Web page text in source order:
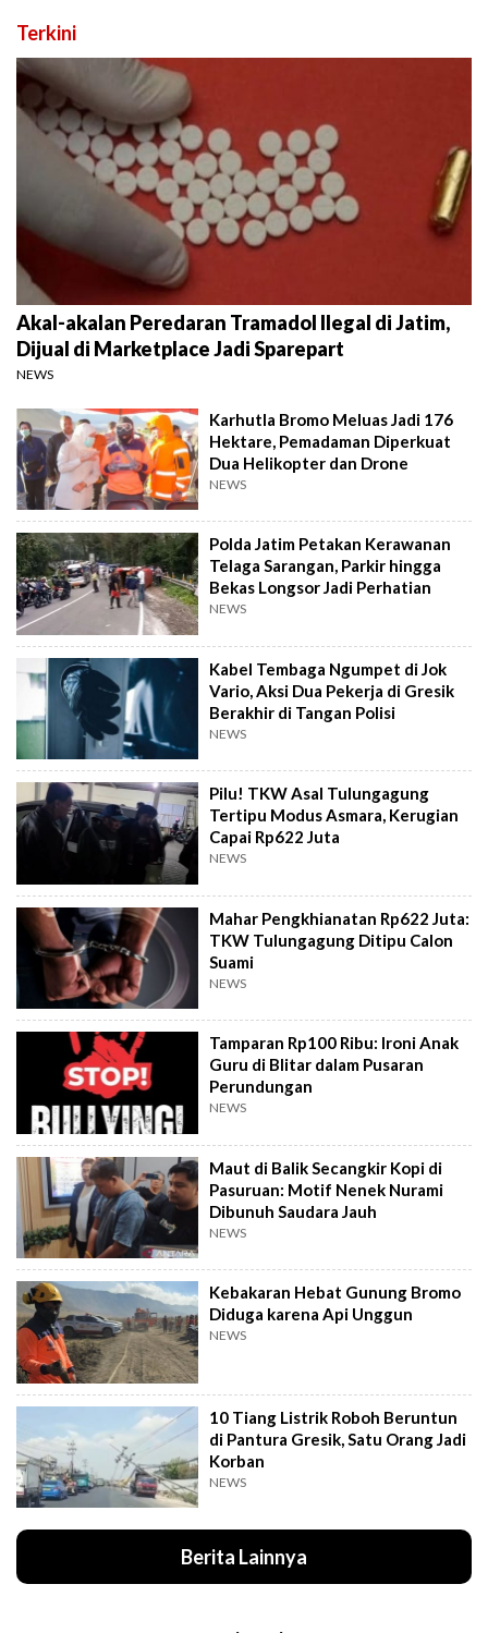
Terkini
Akal-akalan Peredaran Tramadol Ilegal di Jatim,
Dijual di Marketplace Jadi Sparepart
NEWS
Karhutla Bromo Meluas Jadi 176
Hektare, Pemadaman Diperkuat
Dua Helikopter dan Drone
NEWS
Polda Jatim Petakan Kerawanan
Telaga Sarangan, Parkir hingga
Bekas Longsor Jadi Perhatian
NEWS
Kabel Tembaga Ngumpet di Jok
Vario, Aksi Dua Pekerja di Gresik
Berakhir di Tangan Polisi
NEWS
Pilu! TKW Asal Tulungagung
Tertipu Modus Asmara, Kerugian
Capai Rp622 Juta
NEWS
Mahar Pengkhianatan Rp622 Juta:
TKW Tulungagung Ditipu Calon
Suami
NEWS
Tamparan Rp100 Ribu: Ironi Anak
Guru di Blitar dalam Pusaran
Perundungan
NEWS
Maut di Balik Secangkir Kopi di
Pasuruan: Motif Nenek Nurami
Dibunuh Saudara Jauh
NEWS
Kebakaran Hebat Gunung Bromo
Diduga karena Api Unggun
NEWS
10 Tiang Listrik Roboh Beruntun
di Pantura Gresik, Satu Orang Jadi
Korban
NEWS
Berita Lainnya